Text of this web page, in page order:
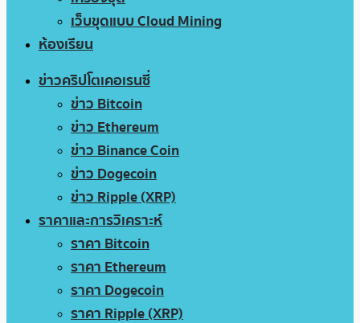
เว็บขุดแบบ Cloud Mining
ห้องเรียน
ข่าวคริปโตเคอเรนซี่
ข่าว Bitcoin
ข่าว Ethereum
ข่าว Binance Coin
ข่าว Dogecoin
ข่าว Ripple (XRP)
ราคาและการวิเคราะห์
ราคา Bitcoin
ราคา Ethereum
ราคา Dogecoin
ราคา Ripple (XRP)